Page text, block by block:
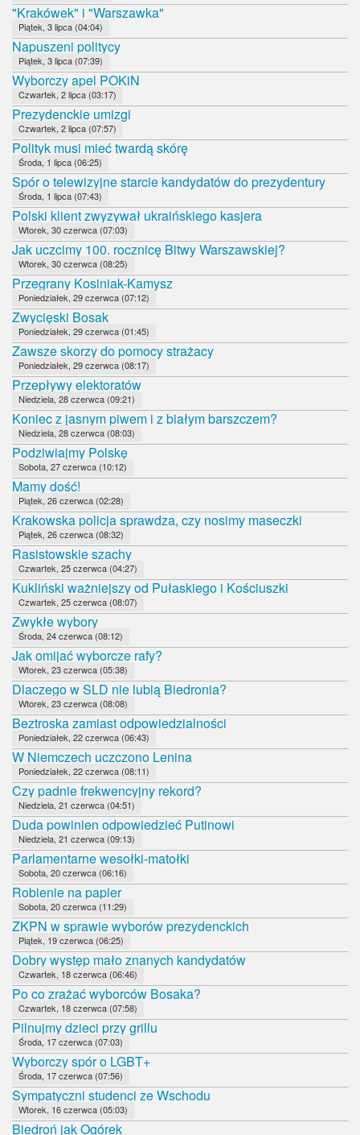
"Krakówek" i "Warszawka"
Piątek, 3 lipca (04:04)
Napuszeni politycy
Piątek, 3 lipca (07:39)
Wyborczy apel POKiN
Czwartek, 2 lipca (03:17)
Prezydenckie umizgi
Czwartek, 2 lipca (07:57)
Polityk musi mieć twardą skórę
Środa, 1 lipca (06:25)
Spór o telewizyjne starcie kandydatów do prezydentury
Środa, 1 lipca (07:43)
Polski klient zwyzywał ukraińskiego kasjera
Wtorek, 30 czerwca (07:03)
Jak uczcimy 100. rocznicę Bitwy Warszawskiej?
Wtorek, 30 czerwca (08:25)
Przegrany Kosiniak-Kamysz
Poniedziałek, 29 czerwca (07:12)
Zwycięski Bosak
Poniedziałek, 29 czerwca (01:45)
Zawsze skorzy do pomocy strażacy
Poniedziałek, 29 czerwca (08:17)
Przepływy elektoratów
Niedziela, 28 czerwca (09:21)
Koniec z jasnym piwem i z białym barszczem?
Niedziela, 28 czerwca (08:03)
Podziwiajmy Polskę
Sobota, 27 czerwca (10:12)
Mamy dość!
Piątek, 26 czerwca (02:28)
Krakowska policja sprawdza, czy nosimy maseczki
Piątek, 26 czerwca (08:32)
Rasistowskie szachy
Czwartek, 25 czerwca (04:27)
Kukliński ważniejszy od Pułaskiego i Kościuszki
Czwartek, 25 czerwca (08:07)
Zwykłe wybory
Środa, 24 czerwca (08:12)
Jak omijać wyborcze rafy?
Wtorek, 23 czerwca (05:38)
Dlaczego w SLD nie lubią Biedronia?
Wtorek, 23 czerwca (08:08)
Beztroska zamiast odpowiedzialności
Poniedziałek, 22 czerwca (06:43)
W Niemczech uczczono Lenina
Poniedziałek, 22 czerwca (08:11)
Czy padnie frekwencyjny rekord?
Niedziela, 21 czerwca (04:51)
Duda powinien odpowiedzieć Putinowi
Niedziela, 21 czerwca (09:13)
Parlamentarne wesołki-matołki
Sobota, 20 czerwca (06:16)
Robienie na papier
Sobota, 20 czerwca (11:29)
ZKPN w sprawie wyborów prezydenckich
Piątek, 19 czerwca (06:25)
Dobry występ mało znanych kandydatów
Czwartek, 18 czerwca (06:46)
Po co zrażać wyborców Bosaka?
Czwartek, 18 czerwca (07:58)
Pilnujmy dzieci przy grillu
Środa, 17 czerwca (07:03)
Wyborczy spór o LGBT+
Środa, 17 czerwca (07:56)
Sympatyczni studenci ze Wschodu
Wtorek, 16 czerwca (05:03)
Biedroń jak Ogórek